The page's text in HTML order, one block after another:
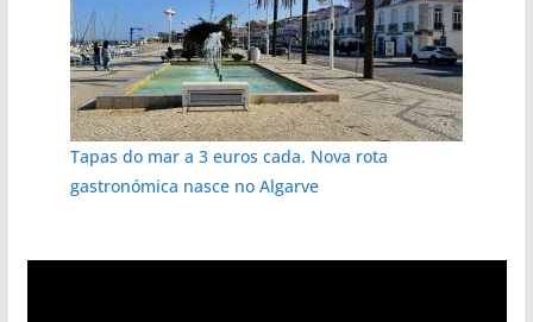
Tapas do mar a 3 euros cada. Nova rota
gastronómica nasce no Algarve